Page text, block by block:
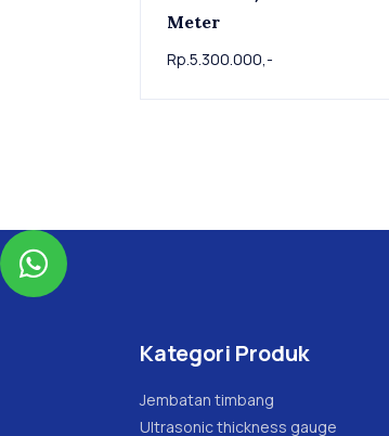
Meter
Rp.5.300.000,-

Kategori Produk
Jembatan timbang
Ultrasonic thickness gauge